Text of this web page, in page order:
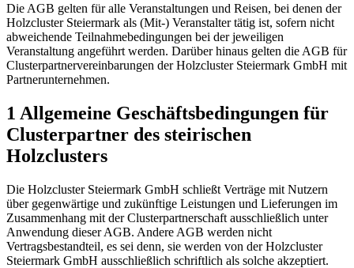
Die AGB gelten für alle Veranstaltungen und Reisen, bei denen der
Holzcluster Steiermark als (Mit-) Veranstalter tätig ist, sofern nicht
abweichende Teilnahmebedingungen bei der jeweiligen
Veranstaltung angeführt werden. Darüber hinaus gelten die AGB für
Clusterpartnervereinbarungen der Holzcluster Steiermark GmbH mit
Partnerunternehmen.
1 Allgemeine Geschäftsbedingungen für
Clusterpartner des steirischen
Holzclusters
Die Holzcluster Steiermark GmbH schließt Verträge mit Nutzern
über gegenwärtige und zukünftige Leistungen und Lieferungen im
Zusammenhang mit der Clusterpartnerschaft ausschließlich unter
Anwendung dieser AGB. Andere AGB werden nicht
Vertragsbestandteil, es sei denn, sie werden von der Holzcluster
Steiermark GmbH ausschließlich schriftlich als solche akzeptiert.